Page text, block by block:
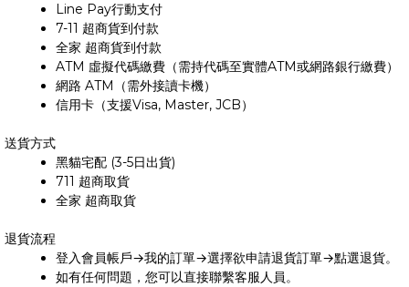
Line Pay行動支付
7-11 超商貨到付款
全家 超商貨到付款
ATM 虛擬代碼繳費（需持代碼至實體ATM或網路銀行繳費）
網路 ATM（需外接讀卡機）
信用卡（支援Visa, Master, JCB）
送貨方式
黑貓宅配 (3-5日出貨)
711 超商取貨
全家 超商取貨
退貨流程
登入會員帳戶→我的訂單→選擇欲申請退貨訂單→點選退貨。
如有任何問題，您可以直接聯繫客服人員。